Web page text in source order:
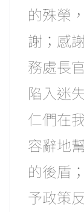
的殊榮
謝；感
務處長
陷入迷
仁們在
容辭地
的後盾
予政策